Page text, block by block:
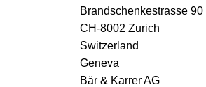
Brandschenkestrasse 90
CH-8002 Zurich
Switzerland
Geneva
Bär & Karrer AG